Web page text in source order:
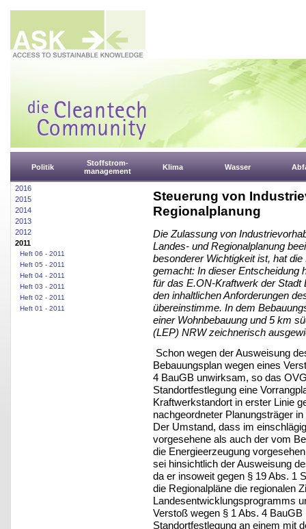
Politik
Stoffstrom-
management
Klima Wasser
2016
2015
2014
2013
2012
2011
Heft 06 - 2011
Heft 05 - 2011
Heft 04 - 2011
Heft 03 - 2011
Heft 02 - 2011
Heft 01 - 2011
Steuerung von
Regionalplanung
Die Zulassung von
Landes- und Regionalplanung
besonderer Wichtigkeit ist, hat
gemacht: In dieser Entscheidung
für das E.ON-Kraftwerk der
den inhaltlichen Anforderungen
übereinstimme. In dem
einer Wohnbebauung und 5 km
(LEP) NRW zeichnerisch
Schon wegen der Ausweisung
Bebauungsplan wegen eines
4 BauGB unwirksam, so das
Standortfestlegung eine
Kraftwerkstandort in erster Linie
nachgeordneter Planungsträger
Der Umstand, dass im
vorgesehene als auch der vom
die Energieerzeugung
sei hinsichtlich der Ausweisung
da er insoweit gegen § 19 Abs. 1
die Regionalpläne die regionalen
Landesentwicklungsprogramms
Verstoß wegen § 1 Abs. 4
Standortfestlegung an einem mit